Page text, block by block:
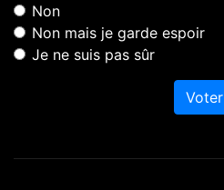
Non
Non mais je garde espoir
Je ne suis pas sûr
Voter